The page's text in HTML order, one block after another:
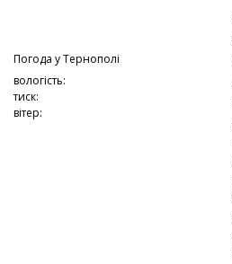
Погода уТернополі
вологість:
тиск:
вітер: